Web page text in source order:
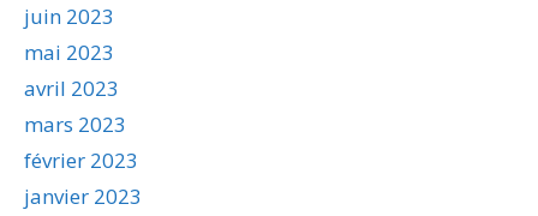
juin 2023
mai 2023
avril 2023
mars 2023
février 2023
janvier 2023